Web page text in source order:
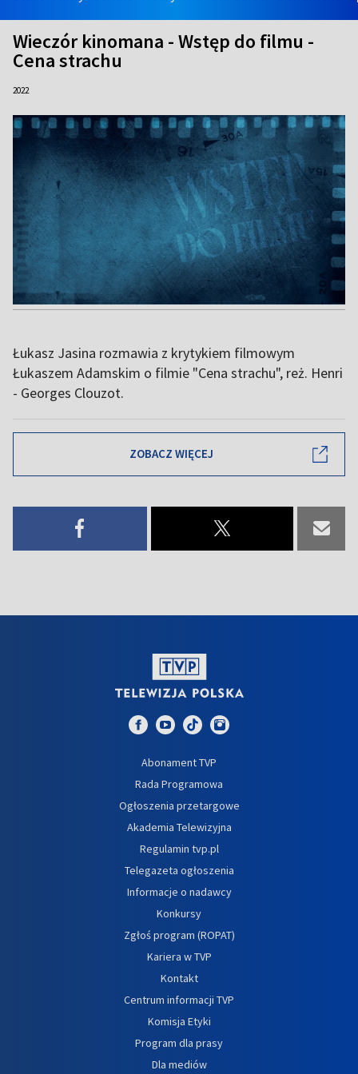
Wieczór kinomana - Wstęp do filmu -
Cena strachu
2022
Łukasz Jasina rozmawia z krytykiem filmowym
Łukaszem Adamskim o filmie "Cena strachu", reż. Henri
- Georges Clouzot.
ZOBACZ WIĘCEJ
Abonament TVP
Rada Programowa
Ogłoszenia przetargowe
Akademia Telewizyjna
Regulamin tvp.pl
Telegazeta ogłoszenia
Informacje o nadawcy
Konkursy
Zgłoś program (ROPAT)
Kariera w TVP
Kontakt
Centrum informacji TVP
Komisja Etyki
Program dla prasy
Dla mediów